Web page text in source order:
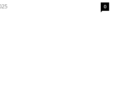
0